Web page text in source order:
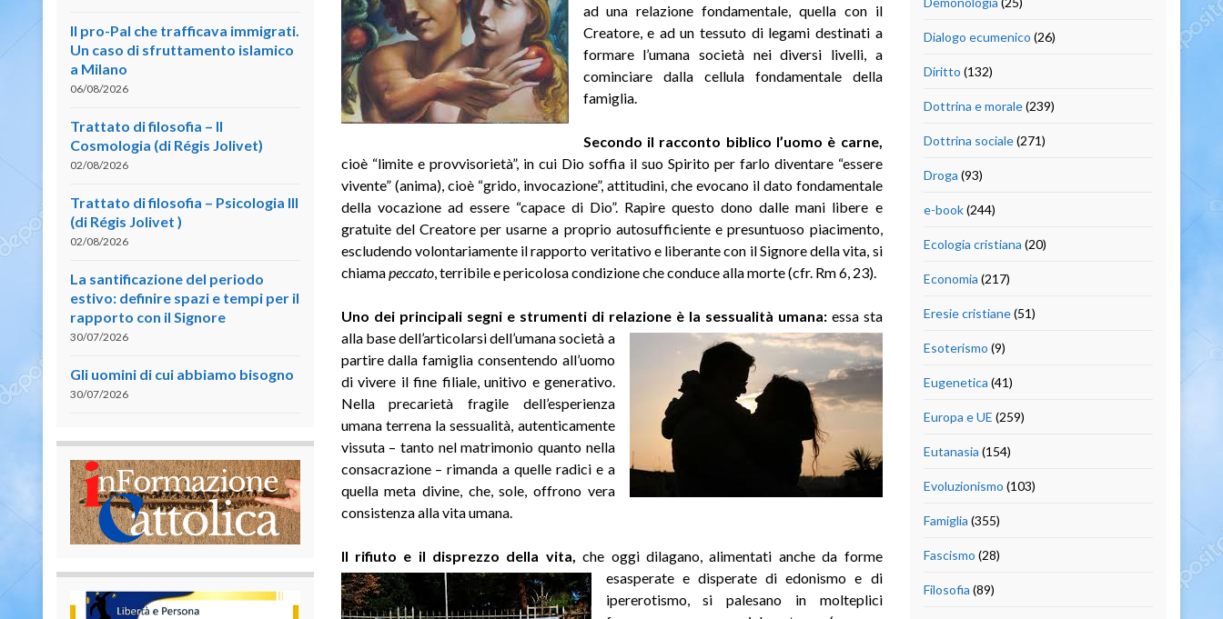
ad una relazione fondamentale, quella con il
Creatore, e ad un tessuto di legami destinati a
formare l’umana società nei diversi livelli, a
cominciare dalla cellula fondamentale della
famiglia.
Secondo il racconto biblico l’uomo è carne,
cioè “limite e provvisorietà”, in cui Dio soffia il suo Spirito per farlo diventare “essere
vivente” (anima), cioè “grido, invocazione”, attitudini, che evocano il dato fondamentale
della vocazione ad essere “capace di Dio”. Rapire questo dono dalle mani libere e
gratuite del Creatore per usarne a proprio autosufficiente e presuntuoso piacimento,
escludendo volontariamente il rapporto veritativo e liberante con il Signore della vita, si
chiamapeccato, terribile e pericolosa condizione che conduce alla morte (cfr. Rm 6, 23).
Uno dei principali segni e strumenti di relazione è la sessualità umana: essa sta
alla base dell’articolarsi dell’umana società a
partire dalla famiglia consentendo all’uomo
di vivere il fine filiale, unitivo e generativo.
Nella precarietà fragile dell’esperienza
umana terrena la sessualità, autenticamente
vissuta – tanto nel matrimonio quanto nella
consacrazione – rimanda a quelle radici e a
quella meta divine, che, sole, offrono vera
consistenza alla vita umana.
Il rifiuto e il disprezzo della vita,che oggi dilagano, alimentati anche da forme
esasperate e disperate di edonismo e di
ipererotismo, si palesano in molteplici
Il pro-Pal che trafficava immigrati.
Un caso di sfruttamento islamico
a Milano
06/08/2026
Trattato di filosofia – II
Cosmologia (di Régis Jolivet)
02/08/2026
Trattato di filosofia – Psicologia III
(di Régis Jolivet )
02/08/2026
La santificazione del periodo
estivo: definire spazi e tempi per il
rapporto con il Signore
30/07/2026
Gli uomini di cui abbiamo bisogno
30/07/2026
Dialogo ecumenico (26)
Diritto (132)
Dottrina e morale(239)
Dottrina sociale(271)
Droga (93)
e-book(244)
Ecologia cristiana (20)
Economia (217)
Eresie cristiane(51)
Esoterismo (9)
Eugenetica (41)
Europa e UE (259)
Eutanasia (154)
Evoluzionismo (103)
Famiglia (355)
Fascismo (28)
Filosofia (89)